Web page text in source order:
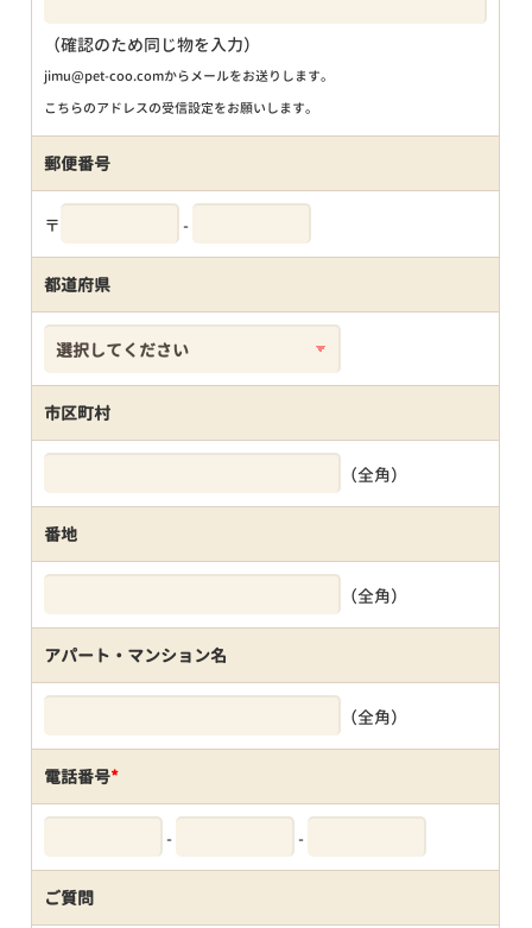
（確認のため同じ物を入力）
jimu@pet-coo.comからメールをお送りします。
こちらのアドレスの受信設定をお願いします。
郵便番号
〒 -
都道府県
市区町村
（全角）
番地
（全角）
アパート・マンション名
（全角）
電話番号*
- -
ご質問